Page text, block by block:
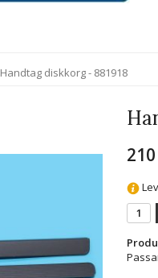
Handtag diskkorg - 881918